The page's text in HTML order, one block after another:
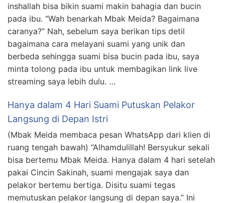
inshallah bisa bikin suami makin bahagia dan bucin
pada ibu. “Wah benarkah Mbak Meida? Bagaimana
caranya?” Nah, sebelum saya berikan tips detil
bagaimana cara melayani suami yang unik dan
berbeda sehingga suami bisa bucin pada ibu, saya
minta tolong pada ibu untuk membagikan link live
streaming saya lebih dulu. …
Hanya dalam 4 Hari Suami Putuskan Pelakor
Langsung di Depan Istri
(Mbak Meida membaca pesan WhatsApp dari klien di
ruang tengah bawah) “Alhamdulillah! Bersyukur sekali
bisa bertemu Mbak Meida. Hanya dalam 4 hari setelah
pakai Cincin Sakinah, suami mengajak saya dan
pelakor bertemu bertiga. Disitu suami tegas
memutuskan pelakor langsung di depan saya.” Ini